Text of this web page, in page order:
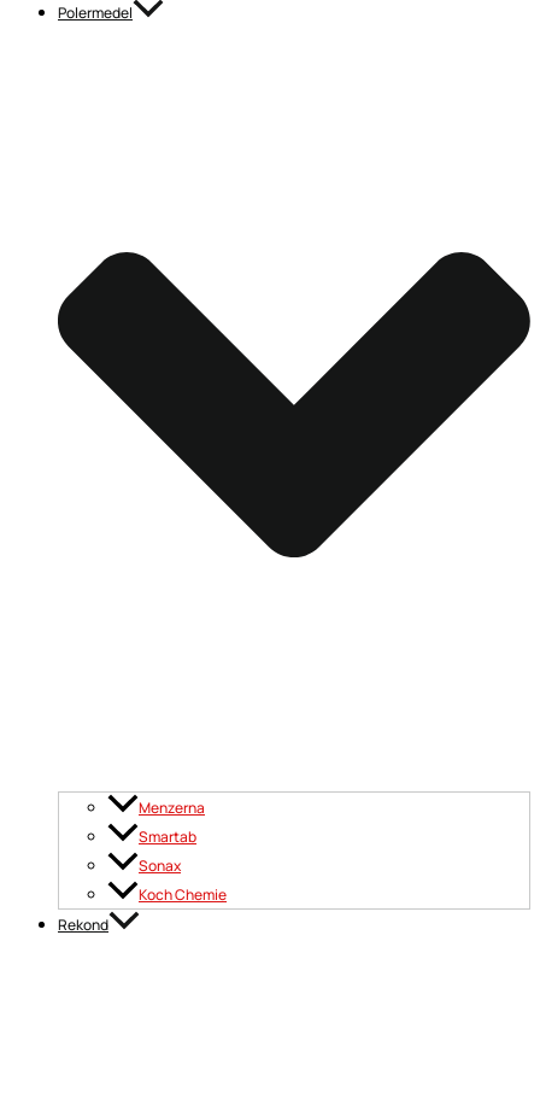
Polermedel
Menzerna
Smartab
Sonax
Koch Chemie
Rekond